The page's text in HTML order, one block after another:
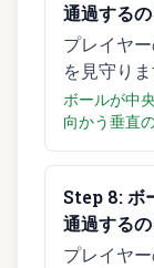
通過するの
プレイヤ
を見守りま
ボールが中
向かう垂直
Step 8:ボ
通過するの
プレイヤ